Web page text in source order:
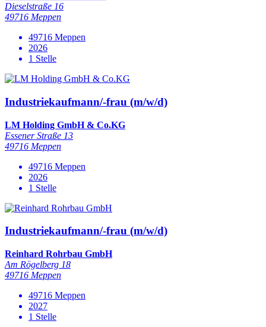
Dieselstraße 16
49716 Meppen
49716 Meppen
2026
1 Stelle
Industriekaufmann/-frau (m/w/d)
LM Holding GmbH & Co.KG
Essener Straße 13
49716 Meppen
49716 Meppen
2026
1 Stelle
Industriekaufmann/-frau (m/w/d)
Reinhard Rohrbau GmbH
Am Rögelberg 18
49716 Meppen
49716 Meppen
2027
1 Stelle